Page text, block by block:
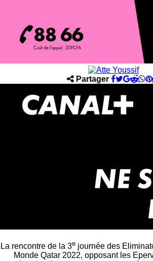
Partager
La rencontre de la 3e journée des
Monde Qatar 2022, opposant les